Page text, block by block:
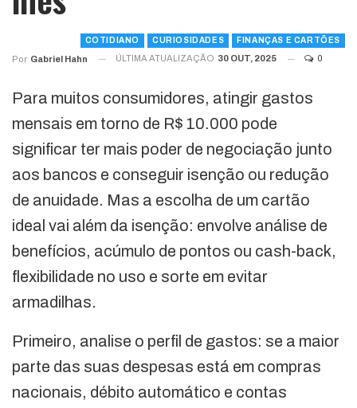
COTIDIANO CURIOSIDADES FINANÇAS E CARTÕES
Por Gabriel Hahn ÚLTIMA ATUALIZAÇÃO 30 OUT, 2025 0
Para muitos consumidores, atingir gastos
mensais em torno de R$ 10.000 pode
significar ter mais poder de negociação junto
aos bancos e conseguir isenção ou redução
de anuidade. Mas a escolha de um cartão
ideal vai além da isenção: envolve análise de
benefícios, acúmulo de pontos ou cash-back,
flexibilidade no uso e sorte em evitar
armadilhas.
Primeiro, analise o perfil de gastos: se a maior
parte das suas despesas está em compras
nacionais, débito automático e contas